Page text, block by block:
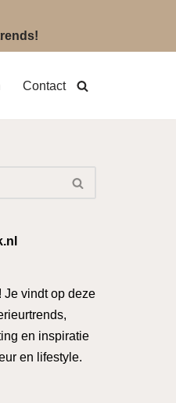
Contact
Je vindt op deze
en inspiratie
en lifestyle.